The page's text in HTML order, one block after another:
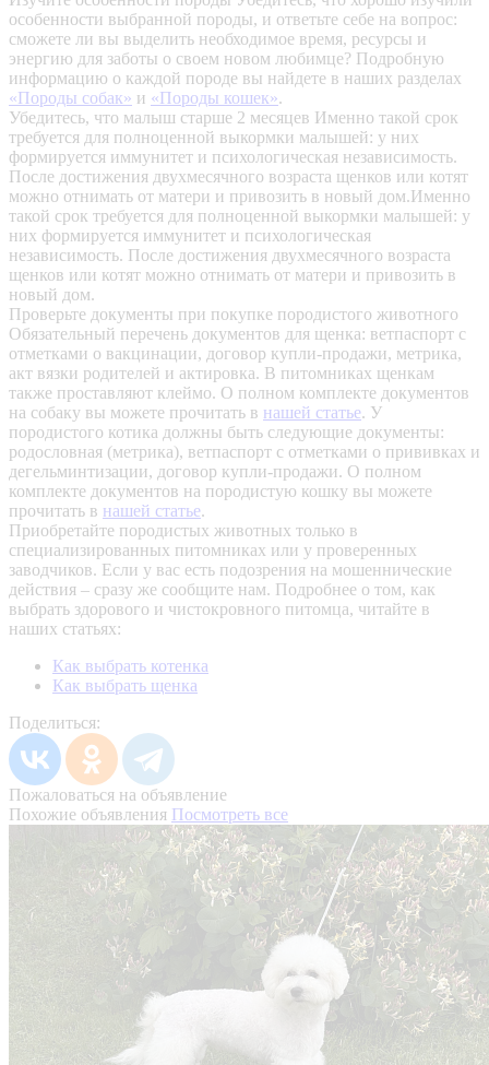
особенности выбранной породы, и ответьте себе на вопрос:
сможете ли вы выделить необходимое время, ресурсы и
энергию для заботы о своем новом любимце? Подробную
информацию о каждой породе вы найдете в наших разделах
«Породы собак» и «Породы кошек».
Убедитесь, что малыш старше 2 месяцев Именно такой срок
требуется для полноценной выкормки малышей: у них
формируется иммунитет и психологическая независимость.
После достижения двухмесячного возраста щенков или котят
можно отнимать от матери и привозить в новый дом.Именно
такой срок требуется для полноценной выкормки малышей: у
них формируется иммунитет и психологическая
независимость. После достижения двухмесячного возраста
щенков или котят можно отнимать от матери и привозить в
новый дом.
Проверьте документы при покупке породистого животного
Обязательный перечень документов для щенка: ветпаспорт с
отметками о вакцинации, договор купли-продажи, метрика,
акт вязки родителей и актировка. В питомниках щенкам
также проставляют клеймо. О полном комплекте документов
на собаку вы можете прочитать в нашей статье. У
породистого котика должны быть следующие документы:
родословная (метрика), ветпаспорт с отметками о прививках и
дегельминтизации, договор купли-продажи. О полном
комплекте документов на породистую кошку вы можете
прочитать в нашей статье.
Приобретайте породистых животных только в
специализированных питомниках или у проверенных
заводчиков. Если у вас есть подозрения на мошеннические
действия – сразу же сообщите нам. Подробнее о том, как
выбрать здорового и чистокровного питомца, читайте в
наших статьях:
Как выбрать котенка
Как выбрать щенка
Поделиться:
Пожаловаться на объявление
Похожие объявления Посмотреть все